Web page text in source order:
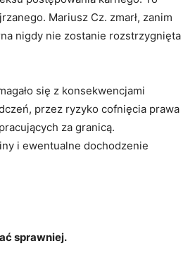
Mariusz Cz. zmarł, zanim
nigdy nie zostanie rozstrzygnięta
się z konsekwencjami
przez ryzyko cofnięcia prawa
za granicą.
i ewentualne dochodzenie
sprawniej.